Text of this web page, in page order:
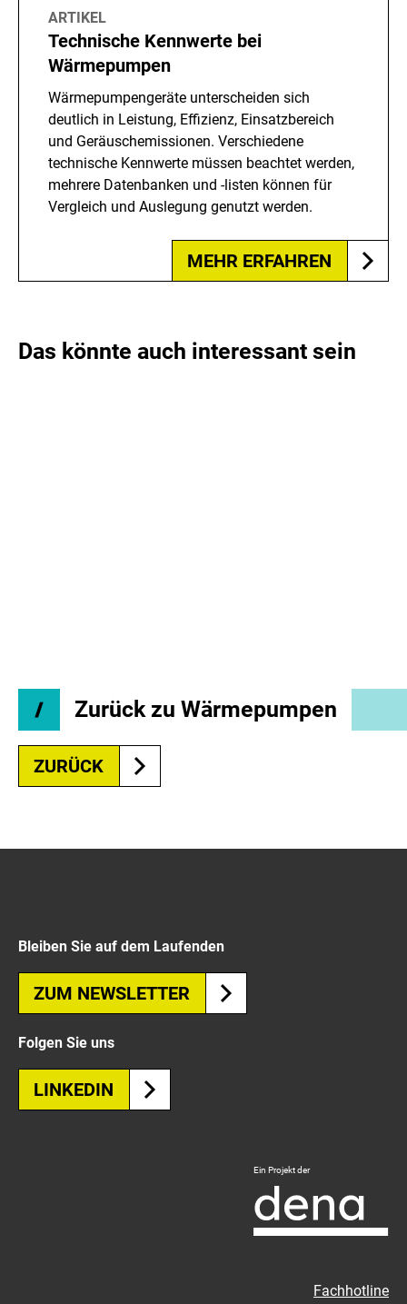
ARTIKEL
Technische Kennwerte bei
Wärmepumpen
Wärmepumpengeräte unterscheiden sich
deutlich in Leistung, Effizienz, Einsatzbereich
und Geräuschemissionen. Verschiedene
technische Kennwerte müssen beachtet werden,
mehrere Datenbanken und -listen können für
Vergleich und Auslegung genutzt werden.
MEHR ERFAHREN
Das könnte auch interessant sein
Zurück zu Wärmepumpen
ZURÜCK
Bleiben Sie auf dem Laufenden
ZUM NEWSLETTER
Folgen Sie uns
LINKEDIN
Logo
Deutsche
Energie-
Agentur
Ein Projekt der
Fachhotline